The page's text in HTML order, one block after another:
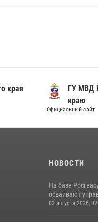
края
ГУ МВД
краю
Официальный сайт
НОВОСТИ
На базе
осваивают
03 августа 2026,